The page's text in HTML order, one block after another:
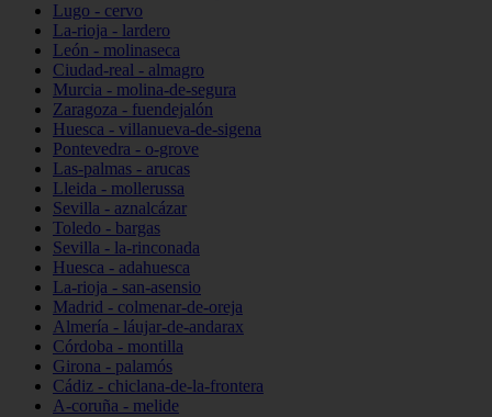
Lugo - cervo
La-rioja - lardero
León - molinaseca
Ciudad-real - almagro
Murcia - molina-de-segura
Zaragoza - fuendejalón
Huesca - villanueva-de-sigena
Pontevedra - o-grove
Las-palmas - arucas
Lleida - mollerussa
Sevilla - aznalcázar
Toledo - bargas
Sevilla - la-rinconada
Huesca - adahuesca
La-rioja - san-asensio
Madrid - colmenar-de-oreja
Almería - láujar-de-andarax
Córdoba - montilla
Girona - palamós
Cádiz - chiclana-de-la-frontera
A-coruña - melide